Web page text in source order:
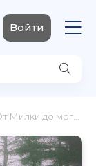
Войти
Милки до могилки